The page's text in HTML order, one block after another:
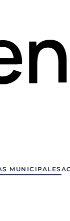
MUNICIPALES